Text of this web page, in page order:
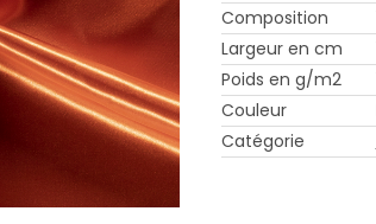
Composition
Largeur en cm
Poids en g/m2
Couleur
Catégorie